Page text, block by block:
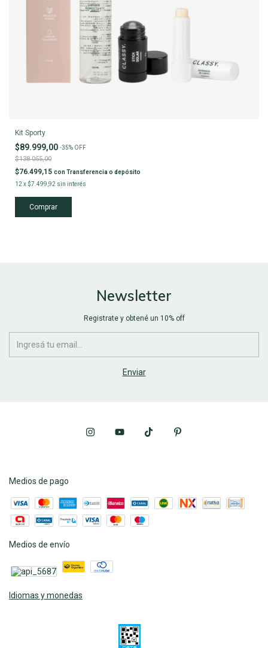
Kit Sporty
$89.999,00 -35% OFF
$138.055,00
$76.499,15 con Transferencia o depósito
12x$7.499,92 sin interés
Newsletter
Registrate y obtené un 10% off
Medios de pago
Medios de envío
Idiomas y monedas